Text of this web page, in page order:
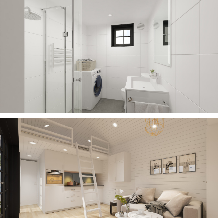
Кредит